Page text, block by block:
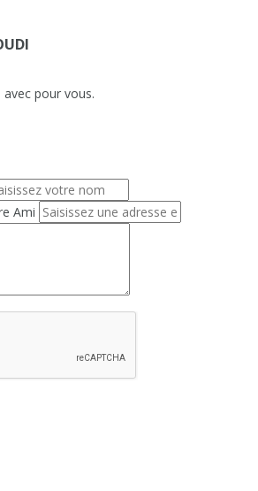
avec pour vous.
Ami